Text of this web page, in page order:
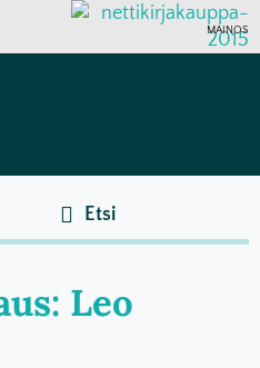
MAINOS
Leo